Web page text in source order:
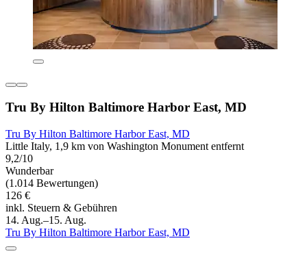
Tru By Hilton Baltimore Harbor East, MD
Tru By Hilton Baltimore Harbor East, MD
Little Italy, 1,9 km von Washington Monument entfernt
9,2/10
Wunderbar
(1.014 Bewertungen)
126 €
inkl. Steuern & Gebühren
14. Aug.–15. Aug.
Tru By Hilton Baltimore Harbor East, MD